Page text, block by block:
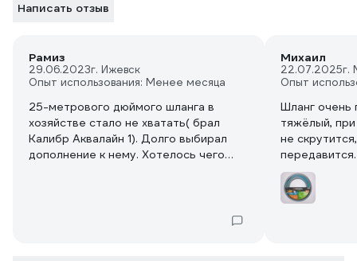
Написать отзыв
Рамиз
29.06.2023г. Ижевск
Опыт использования: Менее месяца
25-метрового дюймого шланга в
хозяйстве стало не хватать( брал
Калибр Аквалайн 1). Долго выбирал
дополнение к нему. Хотелось чего
Михаил
22.07.2025г.
Опыт
Шланг очень
тяжёлый,
не
передавится.